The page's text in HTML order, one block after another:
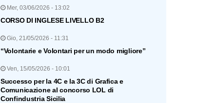
Mer, 03/06/2026 - 13:02
CORSO DI INGLESE LIVELLO B2
Gio, 21/05/2026 - 11:31
“Volontarie e Volontari per un modo migliore”
Ven, 15/05/2026 - 10:01
Successo per la 4C e la 3C di Grafica e
Comunicazione al concorso LOL di
Confindustria Sicilia